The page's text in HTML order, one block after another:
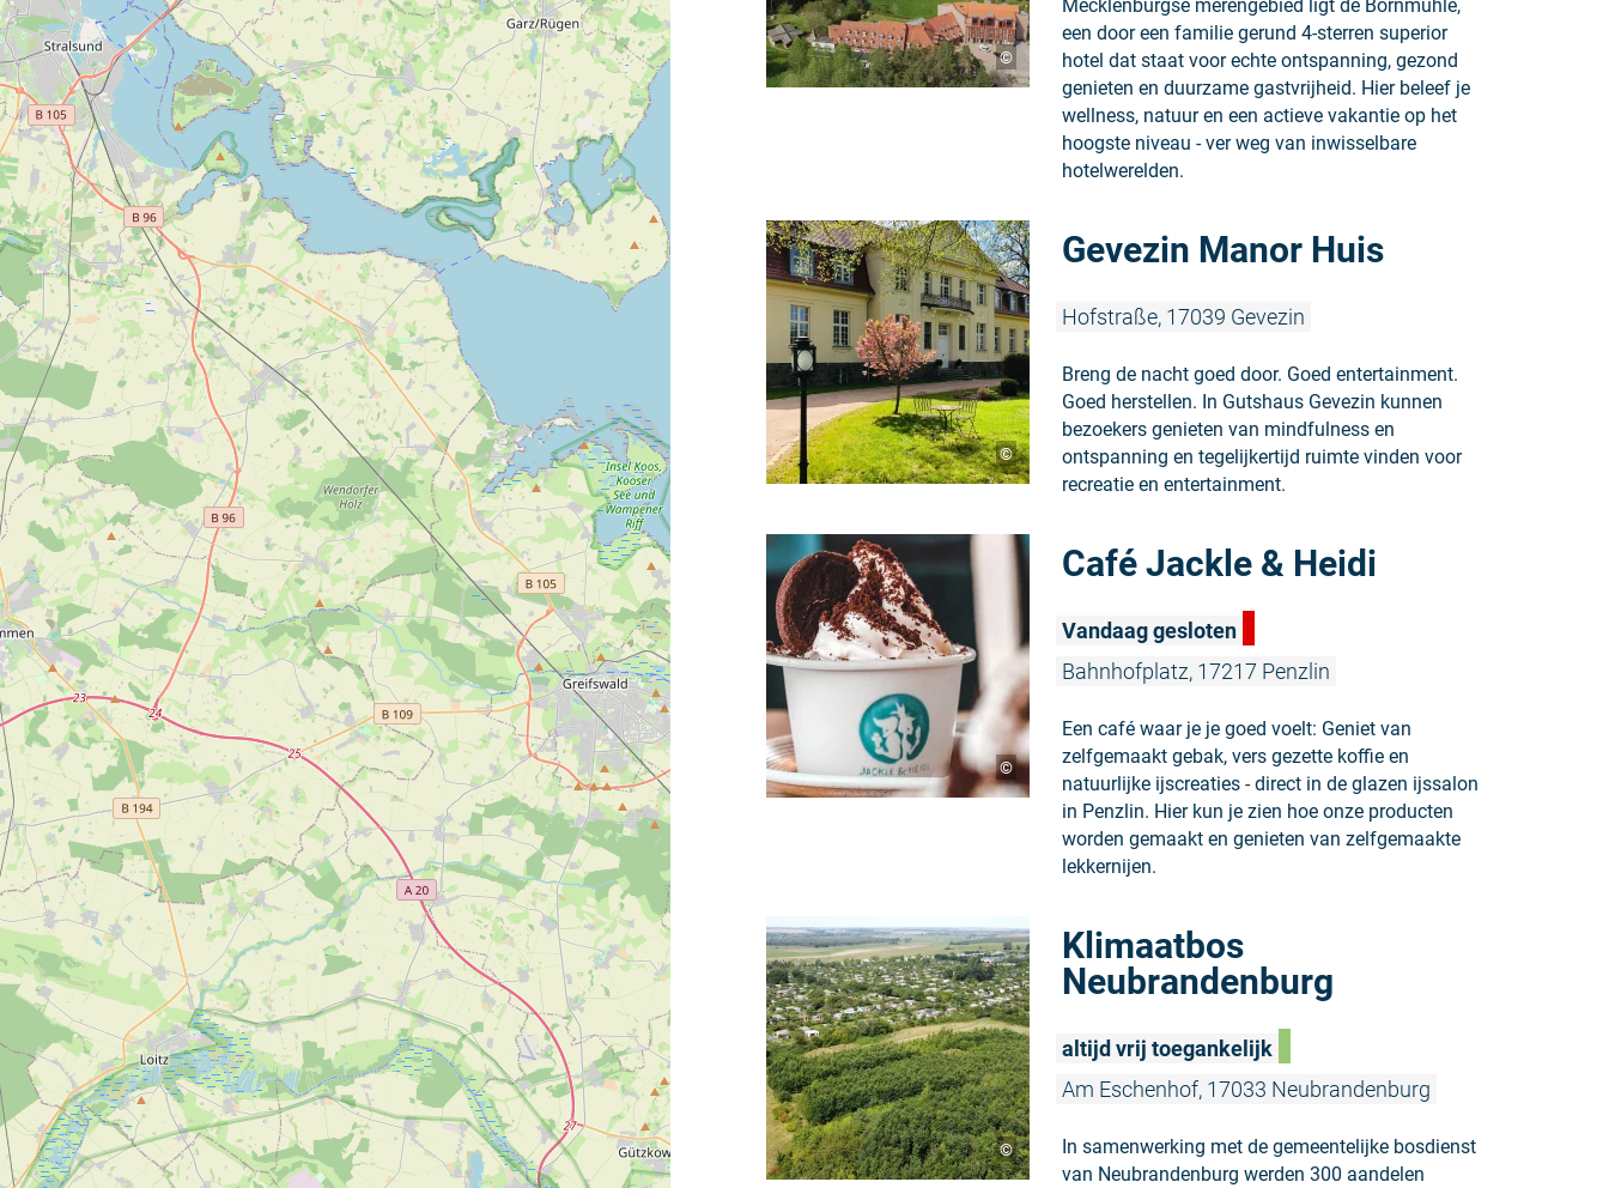
©
Mecklenburgse merengebied ligt de Bornmühle,
een door een familie gerund 4-sterren superior
hotel dat staat voor echte ontspanning, gezond
genieten en duurzame gastvrijheid. Hier beleef je
wellness, natuur en een actieve vakantie op het
hoogste niveau - ver weg van inwisselbare
hotelwerelden.
©
Gevezin Manor Huis
Hofstraße, 17039 Gevezin
Breng de nacht goed door. Goed entertainment.
Goed herstellen. In Gutshaus Gevezin kunnen
bezoekers genieten van mindfulness en
ontspanning en tegelijkertijd ruimte vinden voor
recreatie en entertainment.
©
Café Jackle & Heidi
Vandaag gesloten
Bahnhofplatz, 17217 Penzlin
Een café waar je je goed voelt: Geniet van
zelfgemaakt gebak, vers gezette koffie en
natuurlijke ijscreaties - direct in de glazen ijssalon
in Penzlin. Hier kun je zien hoe onze producten
worden gemaakt en genieten van zelfgemaakte
lekkernijen.
©
Klimaatbos
Neubrandenburg
altijd vrij toegankelijk
Am Eschenhof, 17033 Neubrandenburg
In samenwerking met de gemeentelijke bosdienst
van Neubrandenburg werden 300 aandelen